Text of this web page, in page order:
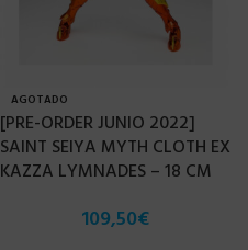
AGOTADO
[PRE-ORDER JUNIO 2022]
SAINT SEIYA MYTH CLOTH EX
KAZZA LYMNADES – 18 CM
109,50€